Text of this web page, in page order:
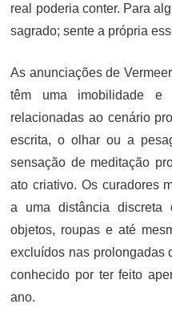
real poderia conter. Para
sagrado; sente a própria
As anunciações de
têm uma imobilidade e
relacionadas ao cenário
escrita, o olhar ou a
sensação de meditação
ato criativo. Os curadores
a uma distância discreta
objetos, roupas e até
excluídos nas prolongadas
conhecido por ter feito
ano.